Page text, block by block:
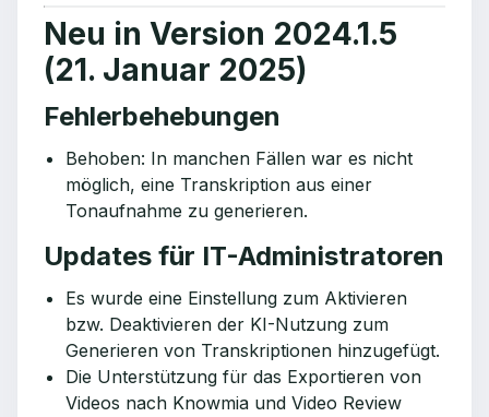
Neu in Version 2024.1.5
(21. Januar 2025)
Fehlerbehebungen
Behoben: In manchen Fällen war es nicht
möglich, eine Transkription aus einer
Tonaufnahme zu generieren.
Updates für IT-Administratoren
Es wurde eine Einstellung zum Aktivieren
bzw. Deaktivieren der KI-Nutzung zum
Generieren von Transkriptionen hinzugefügt.
Die Unterstützung für das Exportieren von
Videos nach Knowmia und Video Review